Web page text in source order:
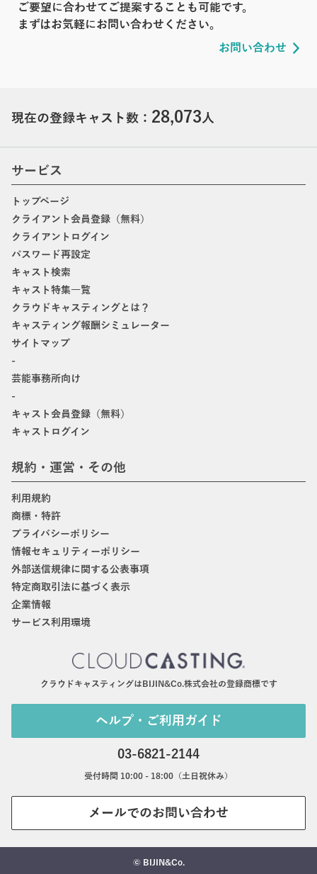
ご要望に合わせてご提案することも可能です。
まずはお気軽にお問い合わせください。
お問い合わせ
現在の登録キャスト数： 28,073人
サービス
トップページ
クライアント会員登録（無料）
クライアントログイン
パスワード再設定
キャスト検索
キャスト特集一覧
クラウドキャスティングとは？
キャスティング報酬シミュレーター
サイトマップ
-
芸能事務所向け
-
キャスト会員登録（無料）
キャストログイン
規約・運営・その他
利用規約
商標・特許
プライバシーポリシー
情報セキュリティーポリシー
外部送信規律に関する公表事項
特定商取引法に基づく表示
企業情報
サービス利用環境
クラウドキャスティングはBIJIN&Co.株式会社の登録商標です
ヘルプ・ご利用ガイド
03-6821-2144
受付時間 10:00 - 18:00（土日祝休み）
メールでのお問い合わせ
© BIJIN&Co.